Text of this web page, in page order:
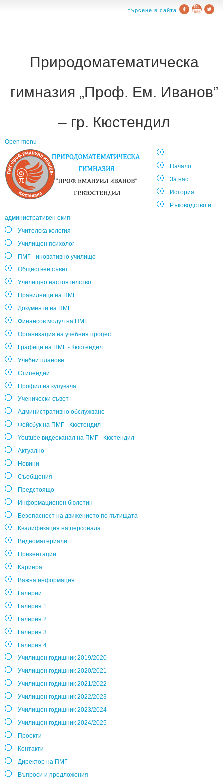
търсене в сайта
Природоматематическа
гимназия „Проф. Ем. Иванов”
– гр. Кюстендил
Open menu
Начало
За нас
История
Ръководство и
административен екип
Учителска колегия
Училищен психолог
ПМГ - иновативно училище
Обществен съвет
Училищно настоятелство
Правилници на ПМГ
Документи на ПМГ
Финансов модул на ПМГ
Организация на учебния процес
Графици на ПМГ - Кюстендил
Учебни планове
Стипендии
Профил на купувача
Ученически съвет
Административно обслужване
Фейсбук на ПМГ - Кюстендил
Youtube видеоканал на ПМГ - Кюстендил
Актуално
Новини
Съобщения
Предстоящо
Информационен бюлетин
Безопасност на движението по пътищата
Квалификация на персонала
Видеоматериали
Презентации
Кариера
Важна информация
Галерии
Галерия 1
Галерия 2
Галерия 3
Галерия 4
Училищен годишник 2019/2020
Училищен годишник 2020/2021
Училищен годишник 2021/2022
Училищен годишник 2022/2023
Училищен годишник 2023/2024
Училищен годишник 2024/2025
Проекти
Контакти
Директор на ПМГ
Въпроси и предложения